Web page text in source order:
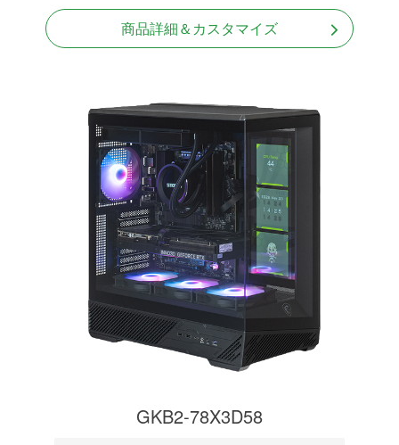
LCDスクリーン搭載
商品詳細＆カスタマイズ
GKB2-78X3D58